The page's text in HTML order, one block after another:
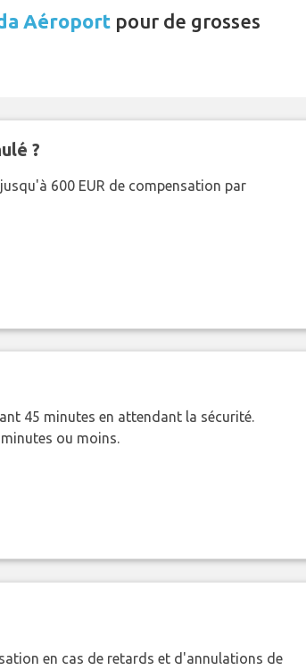
Aéroport pour de grosses
?
600 EUR de compensation par
45 minutes en attendant la sécurité.
ou moins.
en cas de retards et d'annulations de